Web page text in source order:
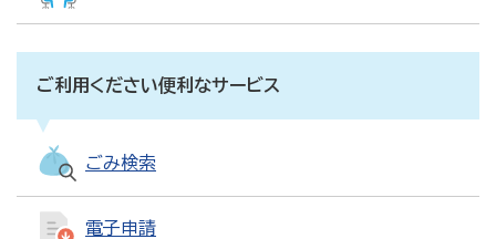
ご利用ください便利なサービス
ごみ検索
電子申請